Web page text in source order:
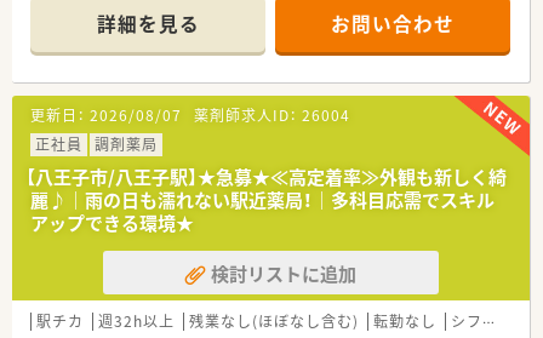
常に多忙な店舗です。
■ 薬剤師は常勤9名、パート4名、事務員は常勤3名、パート6名で
協力し合って業務を行っています。
【法人特徴について】
■ 八王子市内で複数店舗を展開しており、地域に根差した薬局
運営を行っているグループです。
■ 地域連携薬局および健康サポート薬局の認定を取得し、国の
指針に沿った薬局作りを進めています。
■ 八王子薬剤師会に所属し、高尾地区を活性化させるための地
域連携を積極的に強化しています。
【職場環境と雰囲気】
■ 社員同士の仲が非常に良く、活発な意見交換ができる風通し
の良い職場環境が特徴です。
詳細を見る お問い合わせ
更新日： 2026/08/07 薬剤師求人ID： 26004
正社員
調剤薬局
【八王子市/八王子駅】★急募★≪高定着率≫外観も新しく綺
麗♪｜雨の日も濡れない駅近薬局！｜多科目応需でスキル
アップできる環境★
検討リストに追加
駅チカ 週32h以上 残業なし(ほぼなし含む) 転勤なし シフト制